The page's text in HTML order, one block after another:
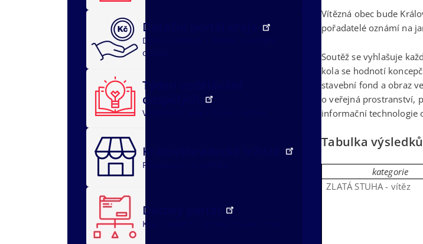
Dotační portál kraje
Dotační oblasti
oblasti
Týden vzdělávání
dospělých
Vzdělávací akce
Královéhradecké tržiště
Registrace
Datový portál
Kraj v datech
Vítězná obec bude
pořadatelé oznámí na
Soutěž se vyhlašuje
kola se hodnotí
stavební fond a obraz
o veřejná prostranství,
informační technologie
Tabulka výsledků
kategorie
ZLATÁ STUHA - vítěz